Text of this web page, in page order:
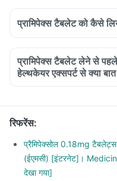
प्रामिपेक्स टैबलेट को कैसे
प्रामिपेक्स टैबलेट लेने से
हेल्थकेयर एक्सपर्ट से क्या बात
Inform the doctor about
Inform your doctor if
Inform your doctor if
planning to have a baby
Pramipex Tablet may
inform your doctor if
रिफरेंस:
प्रैमिपेक्सोल 0.18mg टैबलेट्स
(ईएमसी) [इंटरनेट]।
देखा गया]